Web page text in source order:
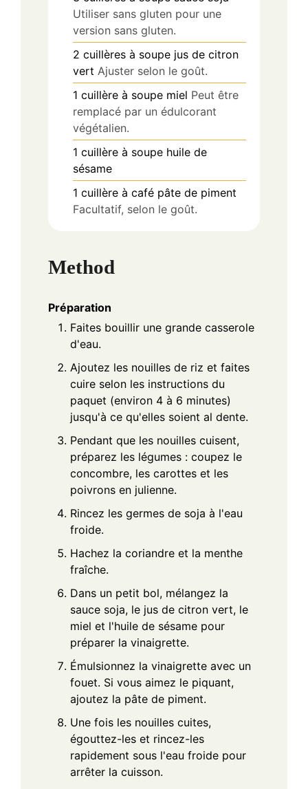
Utiliser sans gluten pour une
version sans gluten.
2 cuillères à soupe jus de citron
vert Ajuster selon le goût.
1 cuillère à soupe miel Peut être
remplacé par un édulcorant
végétalien.
1 cuillère à soupe huile de
sésame
1 cuillère à café pâte de piment
Facultatif, selon le goût.
Method
Préparation
Faites bouillir une grande casserole
d'eau.
Ajoutez les nouilles de riz et faites
cuire selon les instructions du
paquet (environ 4 à 6 minutes)
jusqu'à ce qu'elles soient al dente.
Pendant que les nouilles cuisent,
préparez les légumes : coupez le
concombre, les carottes et les
poivrons en julienne.
Rincez les germes de soja à l'eau
froide.
Hachez la coriandre et la menthe
fraîche.
Dans un petit bol, mélangez la
sauce soja, le jus de citron vert, le
miel et l'huile de sésame pour
préparer la vinaigrette.
Émulsionnez la vinaigrette avec un
fouet. Si vous aimez le piquant,
ajoutez la pâte de piment.
Une fois les nouilles cuites,
égouttez-les et rincez-les
rapidement sous l'eau froide pour
arrêter la cuisson.